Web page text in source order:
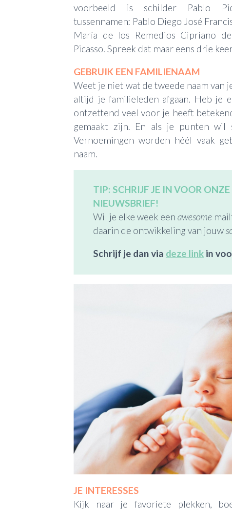
voorbeeld is schilder Pablo
tussennamen: Pablo Diego José
María de los Remedios Cipriano
Picasso. Spreek dat maar eens drie
GEBRUIK EEN FAMILIENAAM
Weet je niet wat de tweede naam van
altijd je familieleden afgaan. Heb je
ontzettend veel voor je heeft
gemaakt zijn. En als je punten wil
Vernoemingen worden héél vaak
naam.
TIP: SCHRIJF JE IN VOOR
NIEUWSBRIEF!
Wil je elke week eenawesome
daarin de ontwikkeling van jouw
Schrijf je dan via deze link in
JE INTERESSES
Kijk naar je favoriete plekken,